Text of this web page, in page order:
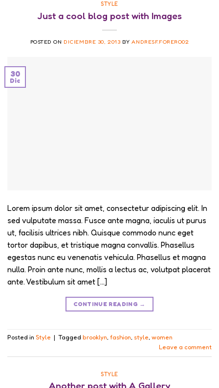
STYLE
Just a cool blog post with Images
POSTED ON DICIEMBRE 30, 2013 BYANDRESF.FORERO02
30
Dic
Lorem ipsum dolor sit amet, consectetur adipiscing elit. In
sed vulputate massa. Fusce ante magna, iaculis ut purus
ut, facilisis ultrices nibh. Quisque commodo nunc eget
tortor dapibus, et tristique magna convallis. Phasellus
egestas nunc eu venenatis vehicula. Phasellus et magna
nulla. Proin ante nunc, mollis a lectus ac, volutpat placerat
ante. Vestibulum sit amet […]
CONTINUE READING →
Posted in Style | Tagged brooklyn, fashion, style, women
Leave a comment
STYLE